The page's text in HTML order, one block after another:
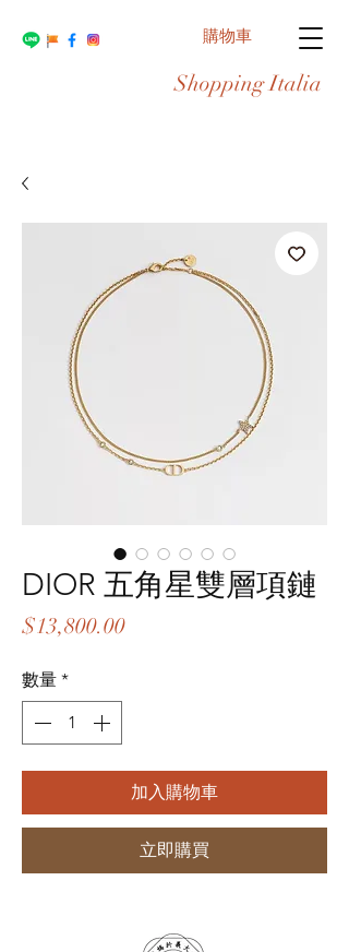
購物車
Shopping Italia
DIOR 五角星雙層項鏈
$13,800.00價
數量 *
加入購物車
立即購買